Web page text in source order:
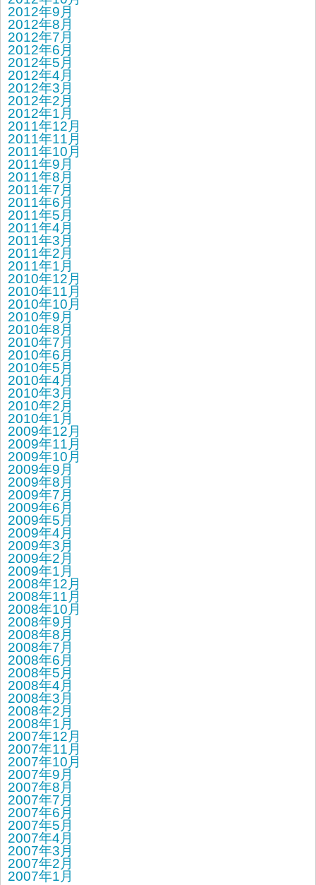
2012年9月
2012年8月
2012年7月
2012年6月
2012年5月
2012年4月
2012年3月
2012年2月
2012年1月
2011年12月
2011年11月
2011年10月
2011年9月
2011年8月
2011年7月
2011年6月
2011年5月
2011年4月
2011年3月
2011年2月
2011年1月
2010年12月
2010年11月
2010年10月
2010年9月
2010年8月
2010年7月
2010年6月
2010年5月
2010年4月
2010年3月
2010年2月
2010年1月
2009年12月
2009年11月
2009年10月
2009年9月
2009年8月
2009年7月
2009年6月
2009年5月
2009年4月
2009年3月
2009年2月
2009年1月
2008年12月
2008年11月
2008年10月
2008年9月
2008年8月
2008年7月
2008年6月
2008年5月
2008年4月
2008年3月
2008年2月
2008年1月
2007年12月
2007年11月
2007年10月
2007年9月
2007年8月
2007年7月
2007年6月
2007年5月
2007年4月
2007年3月
2007年2月
2007年1月